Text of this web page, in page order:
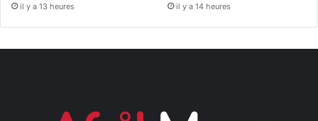
il y a 13 heures il y a 14 heures